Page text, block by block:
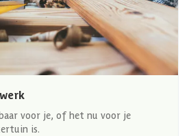
voor je, of het nu voor je
is.